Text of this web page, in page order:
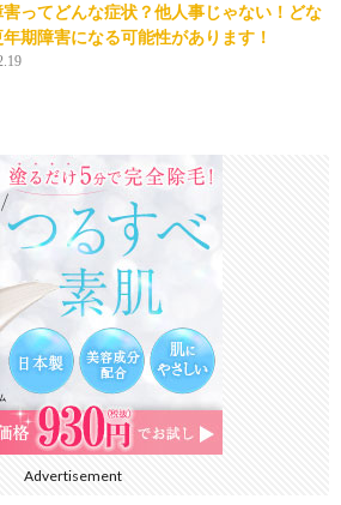
ってどんな症状？他人事じゃない！どな
期障害になる可能性があります！
Advertisement